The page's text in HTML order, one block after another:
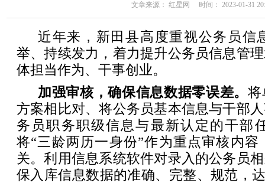
文章来源： 红星网 时间： 2023-01-31
近年来，新田县高度重视公务员信
举、持续发力，着力提升公务员信息管
体担当作为、干事创业。
加强审核，确保信息数据零误差。 将
方案相比对、将公务员基本信息与干部
务员职务职级信息与最新认定的干部
将“三龄两历一身份”作为重点审核内
关。利用信息系统软件对录入的公务员
保入库信息数据的准确、完整、规范，